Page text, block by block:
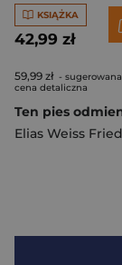
KSIĄŻKA
42,99 zł
59,99 zł - sugerowana
cena detaliczna